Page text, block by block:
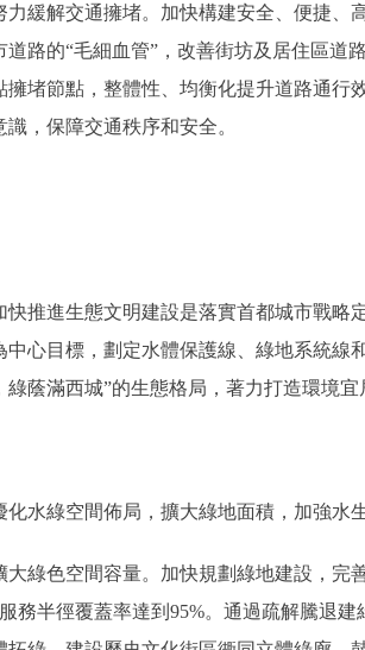
解交通擁堵。加快構建安全、便捷、高
道路的“毛細血管”，改善街坊及居住區道
擁堵節點，整體性、均衡化提升道路通行
識，保障交通秩序和安全。
進生態文明建設是落實首都城市戰略定
中心目標，劃定水體保護線、綠地系統線
綠蔭滿西城”的生態格局，著力打造環境
綠空間佈局，擴大綠地面積，加強水生
色空間容量。加快規劃綠地建設，完善
務半徑覆蓋率達到95%。通過疏解騰退